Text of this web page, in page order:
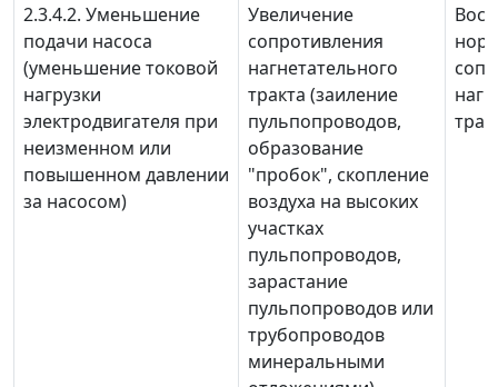
2.3.4.2. Уменьшение
подачи насоса
(уменьшение токовой
нагрузки
электродвигателя при
неизменном или
повышенном давлении
за насосом)
Увеличение
сопротивления
нагнетательного
тракта (заиление
пульпопроводов,
образование
"пробок", скопление
воздуха на высоких
участках
пульпопроводов,
зарастание
пульпопроводов или
трубопроводов
минеральными